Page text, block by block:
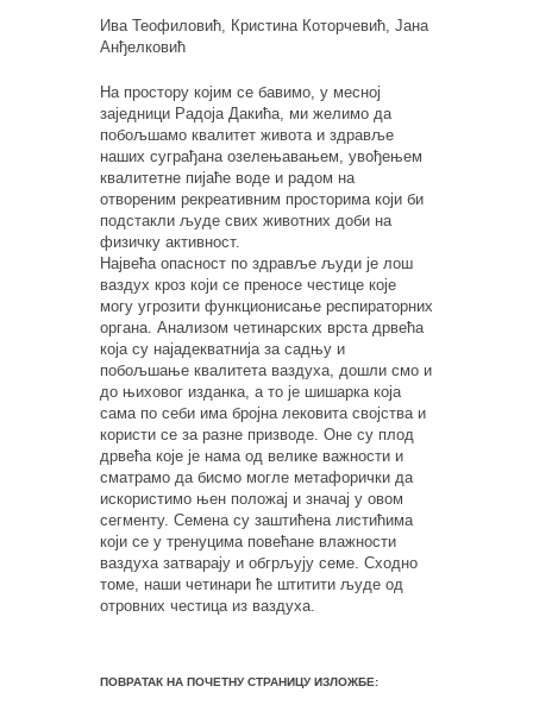
Ива Теофиловић, Кристина Которчевић, Јана
Анђелковић
На простору којим се бавимо, у месној
заједници Радоја Дакића, ми желимо да
побољшамо квалитет живота и здравље
наших суграђана озелењавањем, увођењем
квалитетне пијаће воде и радом на
отвореним рекреативним просторима који би
подстакли људе свих животних доби на
физичку активност.
Највећа опасност по здравље људи је лош
ваздух кроз који се преносе честице које
могу угрозити функционисање респираторних
органа. Анализом четинарских врста дрвећа
која су најадекватнија за садњу и
побољшање квалитета ваздуха, дошли смо и
до њиховог изданка, а то је шишарка која
сама по себи има бројна лековита својства и
користи се за разне призводе. Оне су плод
дрвећа које је нама од велике важности и
сматрамо да бисмо могле метафорички да
искористимо њен положај и значај у овом
сегменту. Семена су заштићена листићима
који се у тренуцима повећане влажности
ваздуха затварају и обгрљују семе. Сходно
томе, наши четинари ће штитити људе од
отровних честица из ваздуха.
ПОВРАТАК НА ПОЧЕТНУ СТРАНИЦУ ИЗЛОЖБЕ: